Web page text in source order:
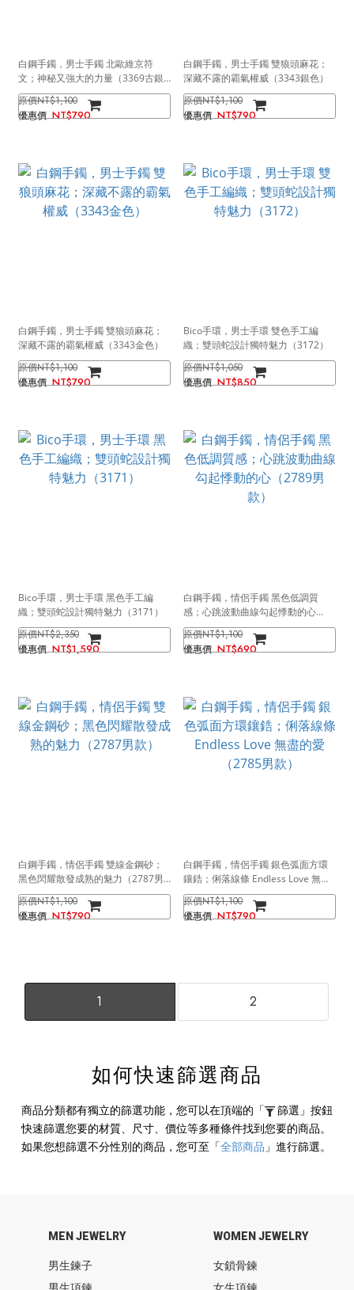
白鋼手鐲，男士手鐲 北歐維京符
文；神秘又強大的力量（3369古銀
色）
NT$1,100
NT$790
白鋼手鐲，男士手鐲 雙狼頭麻花；
深藏不露的霸氣權威（3343銀色）
NT$1,100
NT$790
白鋼手鐲，男士手鐲 雙狼頭麻花；
深藏不露的霸氣權威（3343金色）
NT$1,100
NT$790
Bico手環，男士手環 雙色手工編
織；雙頭蛇設計獨特魅力（3172）
NT$1,050
NT$850
Bico手環，男士手環 黑色手工編
織；雙頭蛇設計獨特魅力（3171）
NT$2,350
NT$1,590
白鋼手鐲，情侶手鐲 黑色低調質
感；心跳波動曲線勾起悸動的心
（2789男款）
NT$1,100
NT$690
白鋼手鐲，情侶手鐲 雙線金鋼砂；
黑色閃耀散發成熟的魅力（2787男
款）
NT$1,100
NT$790
白鋼手鐲，情侶手鐲 銀色弧面方環
鑲鋯；俐落線條 Endless Love 無盡
的愛（2785男款）
NT$1,100
NT$790
1 2
如何快速篩選商品
商品分類都有獨立的篩選功能，您可以在頂端的 「 篩選」 按鈕
快速篩選您要的材質、尺寸、價位等多種條件找到您要的商品。
如果您想篩選不分性別的商品，您可至 「全部商品 」 進行篩選。
MEN JEWELRY
男生鍊子
WOMEN JEWELRY
女鎖骨鍊